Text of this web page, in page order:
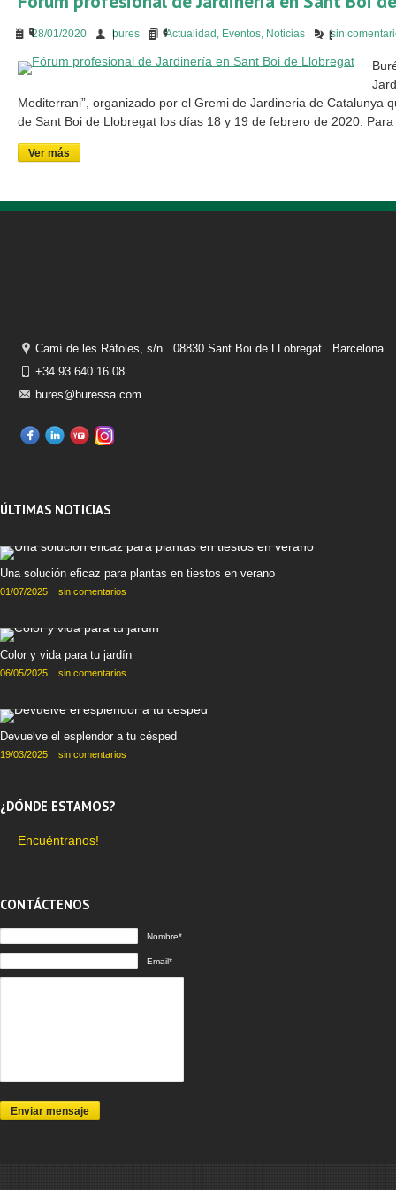
28/01/2020 bures Actualidad , Eventos, Noticias sin
Mediterrani”, organizado por el Gremi de Jardineria de Catalunya
de Sant Boi de Llobregat los días 18 y 19 de febrero de 2020.
Ver más
Camí de les Ràfoles, s/n . 08830 Sant Boi de LLobregat . Barcelona
+34 93 640 16 08
bures@buressa.com
ÚLTIMAS NOTICIAS
Una solución eficaz para plantas en tiestos en verano
01/07/2025 sin comentarios
Color y vida para tu jardín
06/05/2025 sin comentarios
Devuelve el esplendor a tu césped
19/03/2025 sin comentarios
¿DÓNDE ESTAMOS?
Encuéntranos!
CONTÁCTENOS
Nombre*
Email*
Enviar mensaje